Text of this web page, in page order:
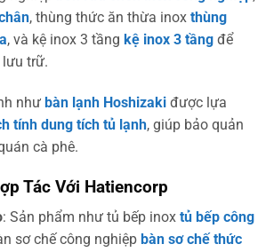
, thùng thức ăn thừa inox thùng
, và kệ inox 3 tầng kệ inox 3 tầng để
trữ.
như bàn lạnh Hoshizaki được lựa
tính dung tích tủ lạnh, giúp bảo quản
cà phê.
Tác Với Hatiencorp
: Sản phẩm như tủ bếp inox tủ bếp công
sơ chế công nghiệp bàn sơ chế thức